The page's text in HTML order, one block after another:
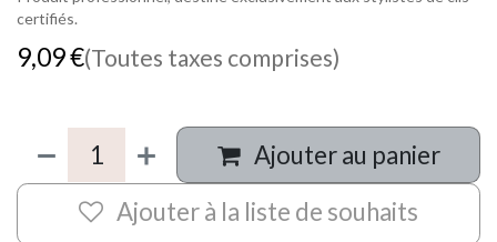
certifiés.
9,09€(Toutes taxes comprises)
Ajouter au panier
Ajouter à la liste de souhaits